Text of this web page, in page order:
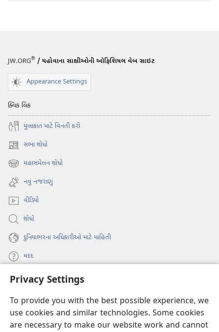
Privacy Settings
To provide you with the best possible experience, we
use cookies and similar technologies. Some cookies
are necessary to make our website work and cannot
JW.ORG® / યહોવાના સાક્ષીઓની ઑફિશિયલ વેબ સાઇટ
Appearance Settings
ક્વિક લિંક
મુલાકાત માટે વિનંતી કરો
સભા શોધો
(opens
new
window)
મહાસંમેલન શોધો
(opens
new
window)
નવું નજરાણું
વીડિયો
શોધો
દુનિયાભરના અધિકારીઓ માટે માહિતી
મદદ
દાન
new
window)વોચટાવર ઓનલાઇન લાઇબ્રેરી
(opens
new